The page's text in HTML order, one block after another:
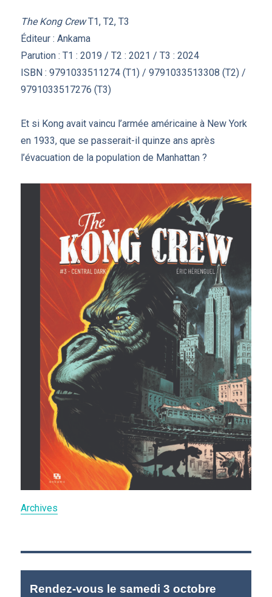
The Kong CrewT1, T2, T3
Éditeur : Ankama
Parution : T1 : 2019 / T2 : 2021 / T3 : 2024
ISBN : 9791033511274 (T1) / 9791033513308 (T2) /
9791033517276 (T3)
Et si Kong avait vaincu l’armée américaine à New York
en 1933, que se passerait-il quinze ans après
l’évacuation de la population de Manhattan ?
Archives
Rendez-vous le samedi 3 octobre